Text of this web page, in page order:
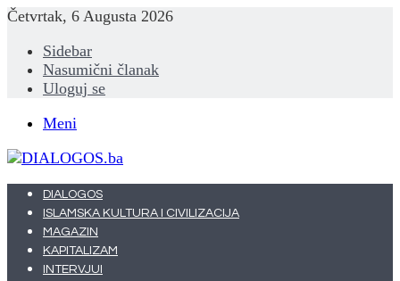
Četvrtak, 6 Augusta 2026
Sidebar
Nasumični članak
Uloguj se
Meni
DIALOGOS
ISLAMSKA KULTURA I CIVILIZACIJA
MAGAZIN
KAPITALIZAM
INTERVJUI